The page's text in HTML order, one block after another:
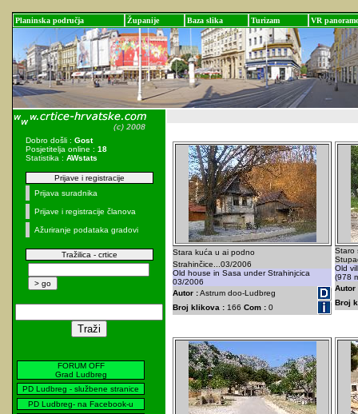
Planinska područja Županije Baza slika Turizam VR panorame
Dobro došli : Gost
Posjetitelja online : 18
Statistika : AWstats
Prijave i registracije
Prijava suradnika
Prijave i registracije članova
Ažuriranje podataka gradovi
Tražilica - crtice
FORUM OFF
Grad Ludbreg
PD Ludbreg - službene stranice
PD Ludbreg- na Facebook-u
Stara kuća u ai podno
Strahinčice...03/2006
Old house in Sasa under Strahinjcica
03/2006
Autor :Astrum doo-Ludbreg
Broj klikova : 166 Com : 0
Staro
Old
(978
Autor
Broj